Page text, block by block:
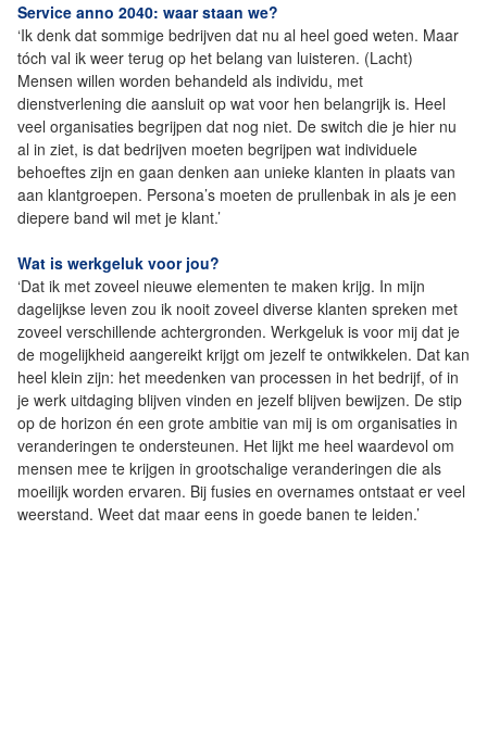
Service anno 2040: waar staan we?
‘Ik denk dat sommige bedrijven dat nu al heel goed weten. Maar
tóch val ik weer terug op het belang van luisteren. (Lacht)
Mensen willen worden behandeld als individu, met
dienstverlening die aansluit op wat voor hen belangrijk is. Heel
veel organisaties begrijpen dat nog niet. De switch die je hier nu
al in ziet, is dat bedrijven moeten begrijpen wat individuele
behoeftes zijn en gaan denken aan unieke klanten in plaats van
aan klantgroepen. Persona’s moeten de prullenbak in als je een
diepere band wil met je klant.’
Wat is werkgeluk voor jou?
‘Dat ik met zoveel nieuwe elementen te maken krijg. In mijn
dagelijkse leven zou ik nooit zoveel diverse klanten spreken met
zoveel verschillende achtergronden. Werkgeluk is voor mij dat je
de mogelijkheid aangereikt krijgt om jezelf te ontwikkelen. Dat kan
heel klein zijn: het meedenken van processen in het bedrijf, of in
je werk uitdaging blijven vinden en jezelf blijven bewijzen. De stip
op de horizon én een grote ambitie van mij is om organisaties in
veranderingen te ondersteunen. Het lijkt me heel waardevol om
mensen mee te krijgen in grootschalige veranderingen die als
moeilijk worden ervaren. Bij fusies en overnames ontstaat er veel
weerstand. Weet dat maar eens in goede banen te leiden.’